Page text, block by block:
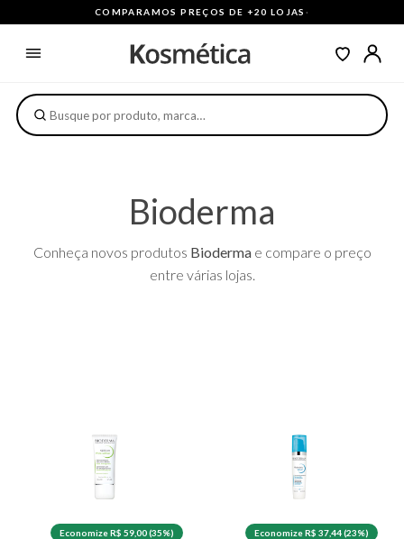
COMPARAMOS PREÇOS DE +20 LOJAS ·
Bioderma
Conheça novos produtos Biodermae compare o preço
entre várias lojas.
Economize R$ 59,00 (35%) Economize R$ 37,44 (23%)